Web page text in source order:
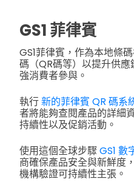
GS1 菲律賓
GS1菲律賓，作為本地條
碼（QR碼等）以提升供
強消費者參與。
執行新的菲律賓 QR 碼系
者將能夠查閱產品的詳細
持續性以及促銷活動。
使用這個全球步驟GS1 數
商確保產品安全與新鮮度
機構驗證可持續性主張。